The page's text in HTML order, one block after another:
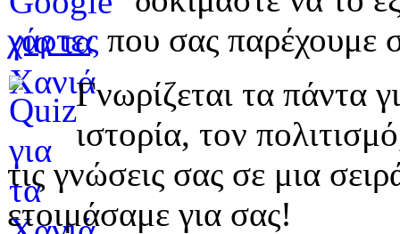
χάρτες που σας παρέχουμε
Γνωρίζεται τα πάντα
ιστορία, τον
τις γνώσεις σας σε μια
ετοιμάσαμε για σας!